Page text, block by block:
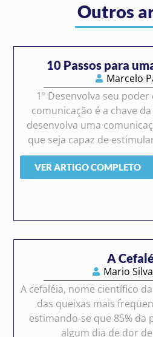
Outros
10 Passos para
Marcelo
1º Desenvolva seu
comunicação é a chave
desenvolva uma
que seja capaz de
VER ARTIGO COMPLETO
A
Mario
A cefaléia, nome científico
das queixas mais
estimando-se que 85% da
algum dia de dor de